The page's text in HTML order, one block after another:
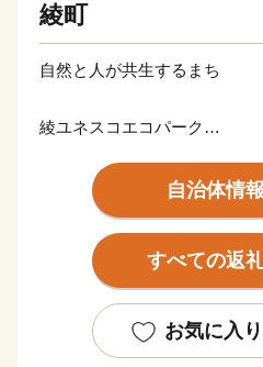
綾町
自然と人が共生するまち
綾ユネスコエコパーク
日本最大級の照葉樹林を有す
て森を守り、自然と共生する
た。全国に先駆けて推進した
里づくり、綾の照葉樹林プロ
ネスコエコパークに登録され
雄大な自然と、自然の恵みに
自治体情
すべての返
お気に入